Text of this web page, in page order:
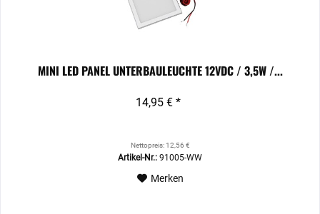
MINI LED PANEL UNTERBAULEUCHTE 12VDC / 3,5W /...
14,95 € *
Nettopreis: 12,56 €
Artikel-Nr.: 91005-WW
Merken